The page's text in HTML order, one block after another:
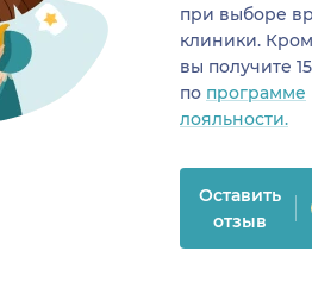
при выборе
клиники.
вы получите
по программе
лояльности.
Оставить
отзыв